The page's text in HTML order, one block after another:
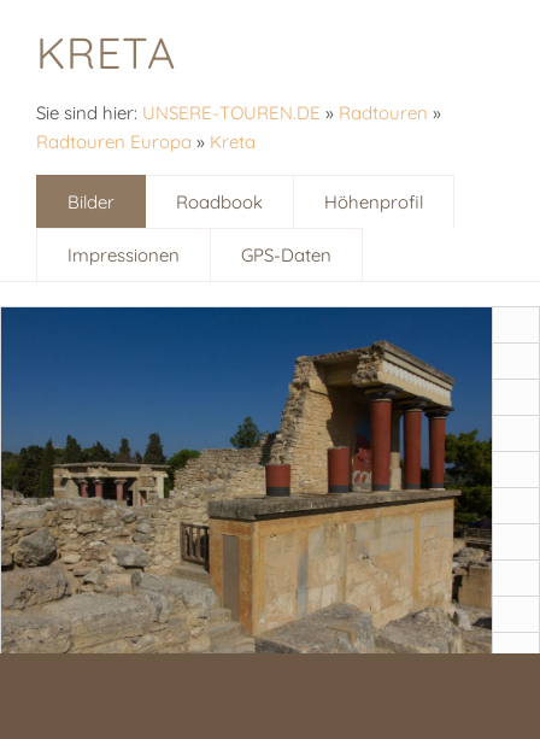
KRETA
Sie sind hier: UNSERE-TOUREN.DE » Radtouren »
Radtouren Europa » Kreta
Bilder Roadbook Höhenprofil
Impressionen GPS-Daten